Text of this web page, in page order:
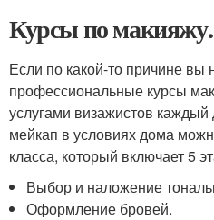
Курсы по макияжу.
Если по какой-то причине вы
профессиональные курсы
услугами визажистов каждый
мейкап в условиях дома
класса, который включает 5
Выбор и наложение
Оформление бровей.